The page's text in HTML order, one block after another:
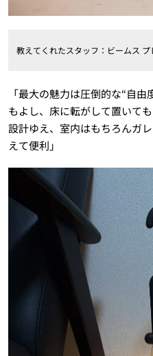
教えてくれたスタッフ：ビームス
「最大の魅力は圧倒的な“自
もよし、床に転がして置いて
設計ゆえ、室内はもちろんガ
えて便利」